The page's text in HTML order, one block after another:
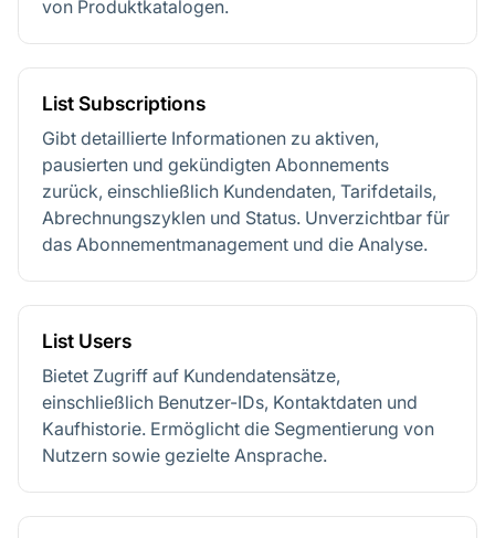
von Produktkatalogen.
List Subscriptions
Gibt detaillierte Informationen zu aktiven,
pausierten und gekündigten Abonnements
zurück, einschließlich Kundendaten, Tarifdetails,
Abrechnungszyklen und Status. Unverzichtbar für
das Abonnementmanagement und die Analyse.
List Users
Bietet Zugriff auf Kundendatensätze,
einschließlich Benutzer-IDs, Kontaktdaten und
Kaufhistorie. Ermöglicht die Segmentierung von
Nutzern sowie gezielte Ansprache.